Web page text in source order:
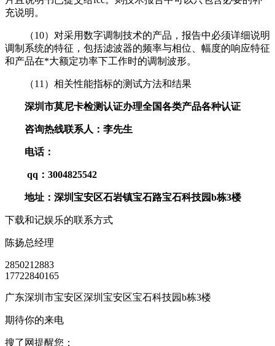
充说明。
（10）对采用数字调制技术的产品，报告中必须详细说明
调制系统的特征，包括滤波器的频率与相位、幅度的响应特征
和产品在*大额定功率下工作时的调制波形。
（11）相关性能指标的测试方法和结果
深圳市莫尼卡检测认证办理全国各类产品各种认证
咨询热线联系人：李先生
电话：
qq：3004825542
地址：深圳宝安区石岩镇宝石路宝石科技园b栋3楼
下载和记娱乐的联系方式
陈扬总经理
2850212883
17722840165
广东深圳市宝安区深圳宝安区宝石科技园b栋3楼
期待你的来电
搜了网提醒您：